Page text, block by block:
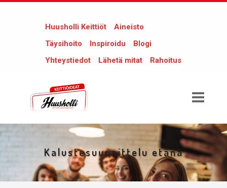
Huusholli Keittiöt
Aineisto
Täysihoito
Inspiroidu
Blogi
Yhteystiedot
Lähetä mitat Rahoitus
Kalustesuunnittelu etänä